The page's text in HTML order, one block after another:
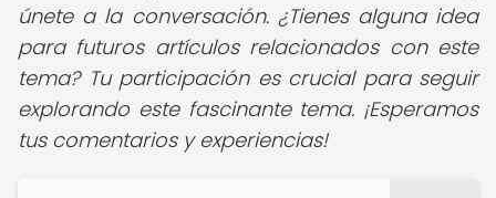
únete a la conversación. ¿Tienes alguna idea
para futuros artículos relacionados con este
tema? Tu participación es crucial para seguir
explorando este fascinante tema. ¡Esperamos
tus comentarios y experiencias!